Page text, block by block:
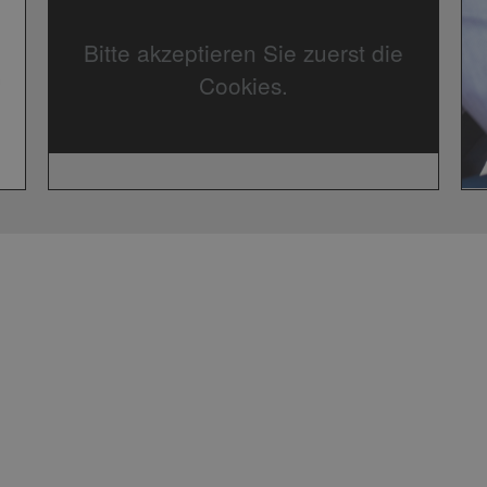
Bitte akzeptieren Sie zuerst die
Cookies.